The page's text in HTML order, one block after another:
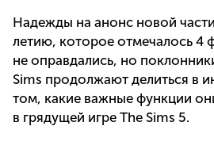
Надежды на анонс новой
летию, которое отмечалось 4
не оправдались, но
Sims продолжают делиться в
том, какие важные функции
в грядущей игре The Sims 5.